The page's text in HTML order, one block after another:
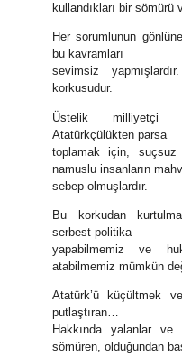
kullandıkları bir sömürü
Her sorumlunun
bu kavramları
sevimsiz
korkusudur.
Üstelik milliyetçi
Atatürkçülükten parsa
toplamak için,
namuslu insanların
sebep olmuşlardır.
Bu korkudan
serbest politika
yapabilmemiz ve
atabilmemiz mümkün
Atatürk’ü küçültmek
putlaştıran…
Hakkında yalanlar ve
sömüren, olduğundan